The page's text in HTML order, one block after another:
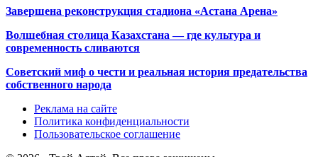
Завершена реконструкция стадиона «Астана Арена»
Волшебная столица Казахстана — где культура и
современность сливаются
Советский миф о чести и реальная история предательства
собственного народа
Реклама на сайте
Политика конфиденциальности
Пользовательское соглашение